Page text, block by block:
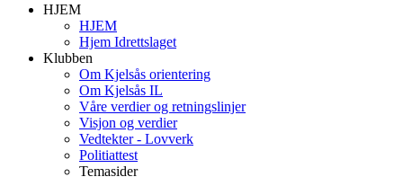
HJEM
HJEM
Hjem Idrettslaget
Klubben
Om Kjelsås orientering
Om Kjelsås IL
Våre verdier og retningslinjer
Visjon og verdier
Vedtekter - Lovverk
Politiattest
Temasider